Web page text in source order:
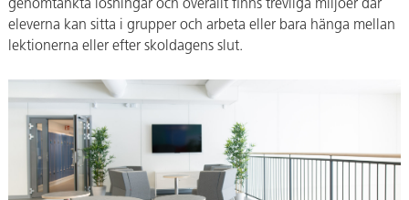
genomtänkta lösningar och överallt finns trevliga miljöer där
eleverna kan sitta i grupper och arbeta eller bara hänga mellan
lektionerna eller efter skoldagens slut.